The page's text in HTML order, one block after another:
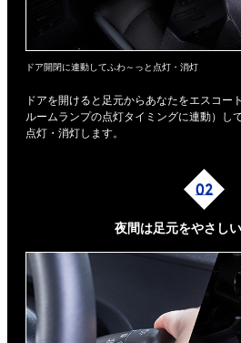
ドア開閉に連動してふわ～っと点灯・消灯
ドアを開けると足元からあなたをエスコー
ルームランプの点灯タイミングに連動）し
点灯・消灯します。
夜間は足元をやさし